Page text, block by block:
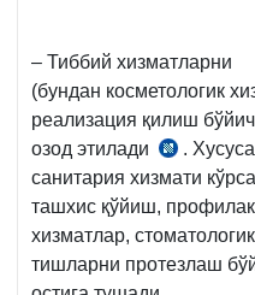
– Тиббий хизматларни
(бундан косметологик
реализация қилиш
озод этилади
СК
243-
м.
1-
қ.
.
санитария хизмати
ташхис қўйиш,
хизматлар,
тишларни протезлаш